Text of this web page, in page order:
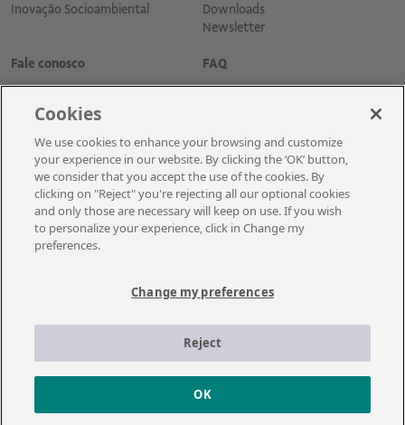
Inovação Socioambiental
Downloads
Newsletter
Fale conosco FAQ
Cadastre-se para receber as novidades
© 2021 – Vale | Todos os direitos reservados.
empresa emprega aproximadamente cerca de 110 mil empregados, entre
próprios e terceiros permanentes.
Cookies
We use cookies to enhance your browsing and customize
your experience in our website. By clicking the ‘OK’ button,
we consider that you accept the use of the cookies. By
clicking on "Reject" you're rejecting all our optional cookies
and only those are necessary will keep on use. If you wish
to personalize your experience, click in Change my
preferences.
Change my preferences
Reject
OK